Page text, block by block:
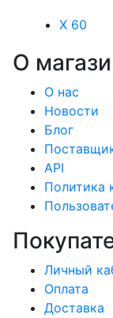
X 60
О
О нас
Новости
Блог
API
Политика
Личный
Оплата
Доставка